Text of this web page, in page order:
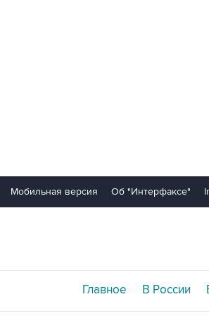
Мобильная версия Об "Интерфаксе"
Главное В России